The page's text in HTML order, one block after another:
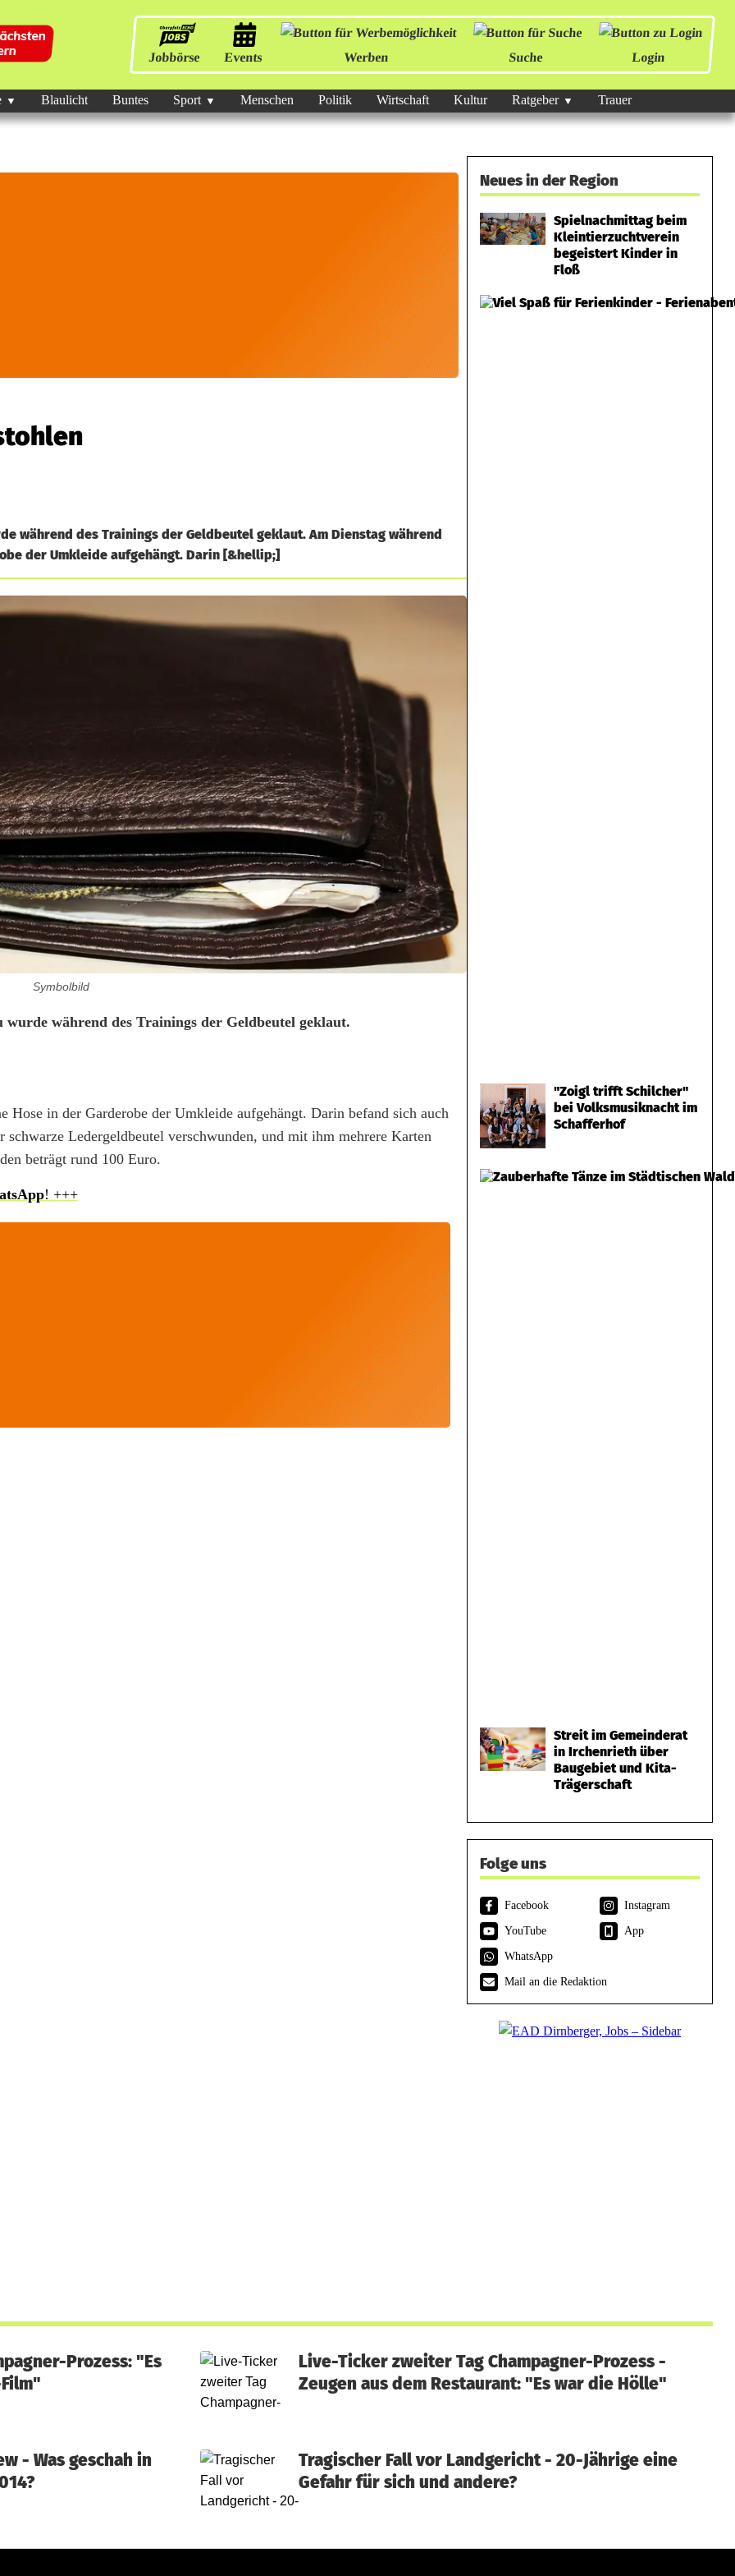
Jobbörse Events Werben Suche Login
Blaulicht Buntes Sport Menschen Politik Wirtschaft Kultur Ratgeber Trauer
während des Trainings der Geldbeutel geklaut. Am Dienstag während
der Umkleide aufgehängt. Darin [&hellip;]
Symbolbild
während des Trainings der Geldbeutel geklaut.
Hose in der Garderobe der Umkleide aufgehängt. Darin befand sich auch
Ledergeldbeutel verschwunden, und mit ihm mehrere Karten
beträgt rund 100 Euro.
! +++
Neues in der Region
Spielnachmittag beim
Kleintierzuchtverein
begeistert Kinder in
Floß
"Zoigl trifft Schilcher"
bei Volksmusiknacht im
Schafferhof
Streit im Gemeinderat
in Irchenrieth über
Baugebiet und Kita-
Trägerschaft
Folge uns
Facebook
Instagram
YouTube
App
WhatsApp
Mail an die Redaktion
Prozess: "Es
Live-Ticker zweiter Tag Champagner-Prozess -
Zeugen aus dem Restaurant: "Es war die Hölle"
- Was geschah in
Tragischer Fall vor Landgericht - 20-Jährige eine
Gefahr für sich und andere?